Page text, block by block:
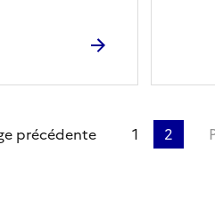
pageprécédente 1 2